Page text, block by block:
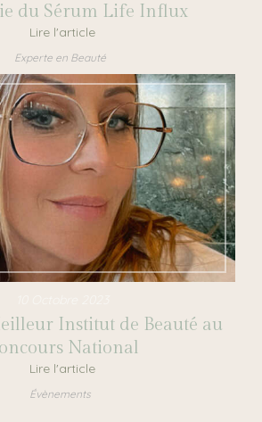
du Sérum Life Influx
Lire l'article
Experte en Beauté
Institut de Beauté au
National
Lire l'article
Évènements